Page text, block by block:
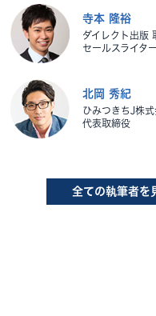
寺本 隆裕
ダイレクト出版
セールスライター
北岡 秀紀
ひみつきちJ株式
代表取締役
全ての執筆者を